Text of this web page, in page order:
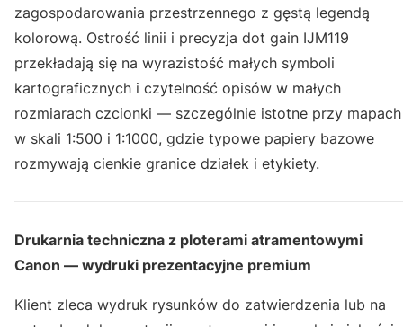
zagospodarowania przestrzennego z gęstą legendą
kolorową. Ostrość linii i precyzja dot gain IJM119
przekładają się na wyrazistość małych symboli
kartograficznych i czytelność opisów w małych
rozmiarach czcionki — szczególnie istotne przy mapach
w skali 1:500 i 1:1000, gdzie typowe papiery bazowe
rozmywają cienkie granice działek i etykiety.
Drukarnia techniczna z ploterami atramentowymi
Canon — wydruki prezentacyjne premium
Klient zleca wydruk rysunków do zatwierdzenia lub na